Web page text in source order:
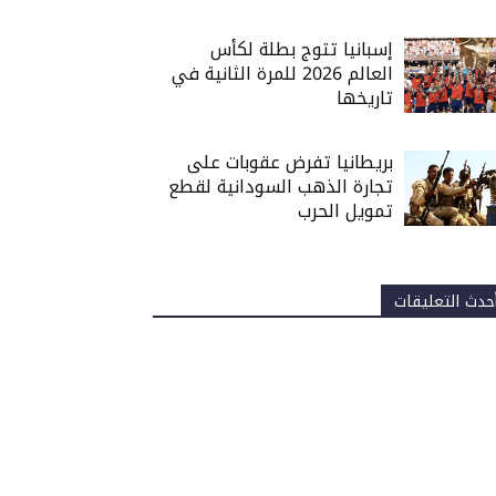
إسبانيا تتوج بطلة لكأس
العالم 2026 للمرة الثانية في
تاريخها
بريطانيا تفرض عقوبات على
تجارة الذهب السودانية لقطع
تمويل الحرب
التعليقات